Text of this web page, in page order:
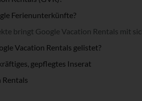
Ferienunterkünfte?
bringt Google Vacation Rentals mit
Vacation Rentals gelistet?
gepflegtes Inserat
Rentals